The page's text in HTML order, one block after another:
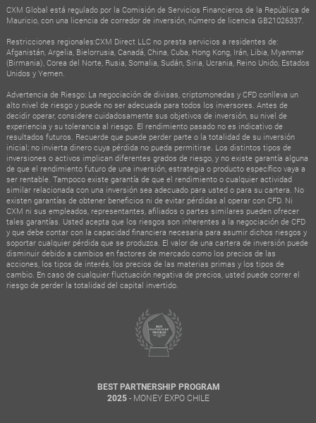
CXM Global está regulado por la Comisión de Servicios Financieros de la República de
Mauricio, con una licencia de corredor de inversión, número de licencia GB21026337.
Restricciones regionales:CXM Direct LLC no presta servicios a residentes de:
Afganistán, Argelia, Bielorrusia, Canadá, China, Cuba, Hong Kong, Irán, Libia, Myanmar
(Birmania), Corea del Norte, Rusia, Somalia, Sudán, Siria, Ucrania, Reino Unido, Estados
Unidos y Yemen.
Advertencia de Riesgo: La negociación de divisas, criptomonedas y CFD conlleva un
alto nivel de riesgo y puede no ser adecuada para todos los inversores. Antes de
decidir operar, considere cuidadosamente sus objetivos de inversión, su nivel de
experiencia y su tolerancia al riesgo. El rendimiento pasado no es indicativo de
resultados futuros. Recuerde que puede perder parte o la totalidad de su inversión
inicial; no invierta dinero cuya pérdida no pueda permitirse. Los distintos tipos de
inversiones o activos implican diferentes grados de riesgo, y no existe garantía alguna
de que el rendimiento futuro de una inversión, estrategia o producto específico vaya a
ser rentable. Tampoco existe garantía de que el rendimiento o cualquier actividad
similar relacionada con una inversión sea adecuado para usted o para su cartera. No
existen garantías de obtener beneficios ni de evitar pérdidas al operar con CFD. Ni
CXM ni sus empleados, representantes, afiliados o partes similares pueden ofrecer
tales garantías. Usted acepta que los riesgos son inherentes a la negociación de CFD
y que debe contar con la capacidad financiera necesaria para asumir dichos riesgos y
soportar cualquier pérdida que se produzca. El valor de una cartera de inversión puede
disminuir debido a cambios en factores de mercado como los precios de las
acciones, los tipos de interés, los precios de las materias primas y los tipos de
cambio. En caso de cualquier fluctuación negativa de precios, usted puede correr el
riesgo de perder la totalidad del capital invertido.
BEST PARTNERSHIP PROGRAM
2025 - MONEY EXPO CHILE